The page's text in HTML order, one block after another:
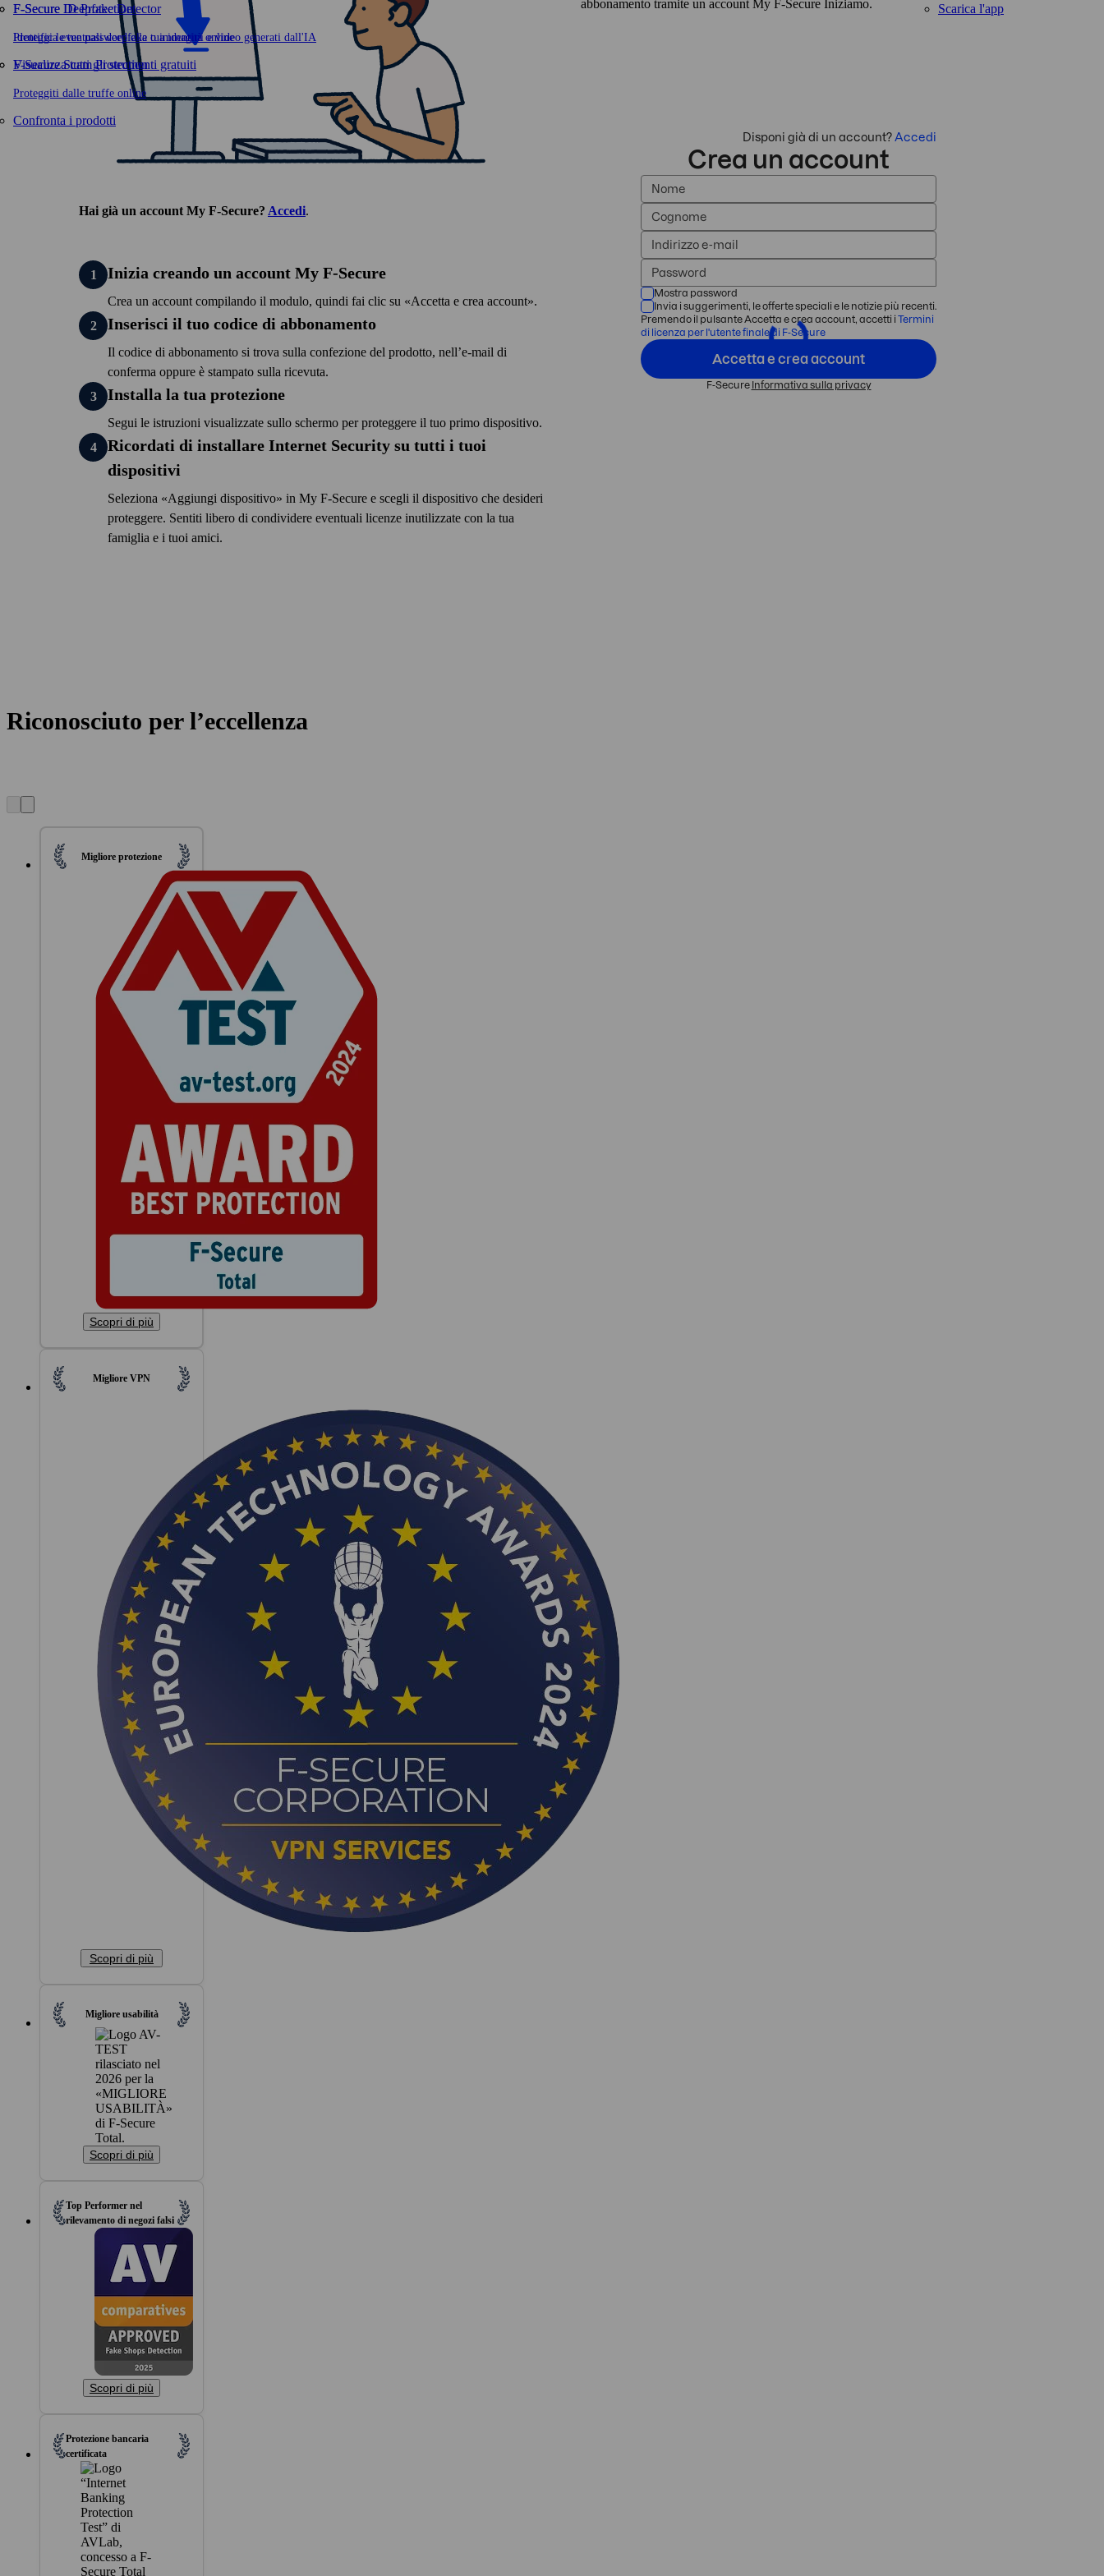
F-Secure ID Protection
Proteggi le tue password e la tua identità online
F-Secure Scam Protection
Proteggiti dalle truffe online
Confronta i prodotti
F-Secure Deepfake Detector
Identifica eventuali deepfake o immagini e video generati dall'IA
Visualizza tutti gli strumenti gratuiti
Scarica l'app
abbonamento tramite un account My F‑Secure Iniziamo.
Hai già un account My F‑Secure? Accedi.
Inizia creando un account My F‑Secure
Crea un account compilando il modulo, quindi fai clic su Accetta e crea account .
Inserisci il tuo codice di abbonamento
Il codice di abbonamento si trova sulla confezione del prodotto, nell’e‑mail di
conferma oppure è stampato sulla ricevuta.
Installa la tua protezione
Segui le istruzioni visualizzate sullo schermo per proteggere il tuo primo dispositivo.
Ricordati di installare Internet Security su tutti i tuoi
dispositivi
Seleziona Aggiungi dispositivo
in My F‑Secure e scegli il dispositivo che desideri
proteggere. Sentiti libero di condividere eventuali licenze inutilizzate con la tua
famiglia e i tuoi amici.
Non hai ancora un account My F‑Secure?
Accedi al tuo account My F‑Secure
Inserisci le tue credenziali nel modulo in questa pagina e fai clic su Accedi .
Inserisci il tuo codice di abbonamento
Il codice di abbonamento si trova sulla confezione del prodotto, nell’e‑mail di
conferma oppure è stampato sulla ricevuta.
Hai appena attivato il tuo abbonamento
I dispositivi aggiunti in precedenza a questo account non devono essere
reinstallati.
Riconosciuto per l’eccellenza
Migliore protezione
Scopri di più
Migliore VPN
Scopri di più
Migliore usabilità
Scopri di più
Top Performer nel
rilevamento di negozi falsi
Scopri di più
Protezione bancaria
certificata